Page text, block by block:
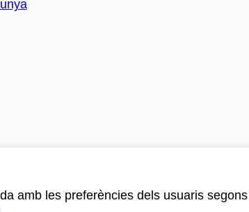
amb les preferències dels usuaris segons